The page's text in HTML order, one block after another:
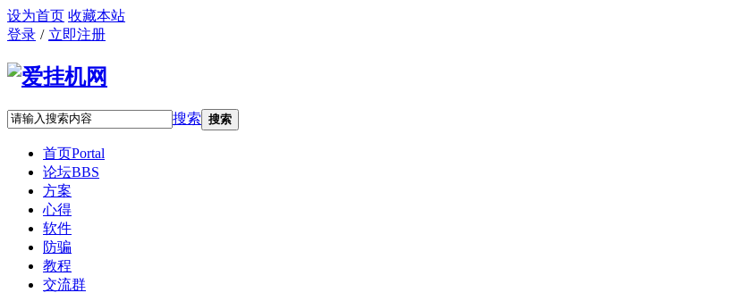
设为首页 收藏本站
登录 / 立即注册
搜索 搜索
首页Portal
论坛BBS
方案
心得
软件
防骗
教程
交流群